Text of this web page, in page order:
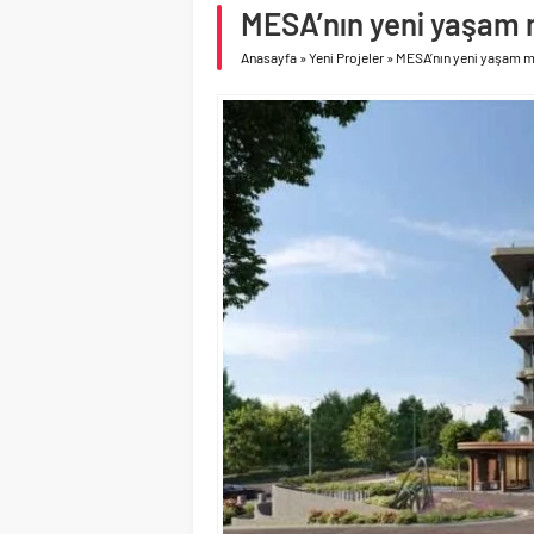
asfalt şimdi de Kocaeli
Geberit Info
MESA’nın yeni
Anasayfa »Yeni Projeler » MESA’nın yeni yaşam